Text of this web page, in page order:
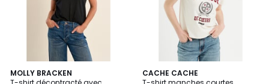
MOLLY BRACKEN
CACHE CACHE
2